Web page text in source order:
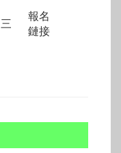
三
報名
鏈接